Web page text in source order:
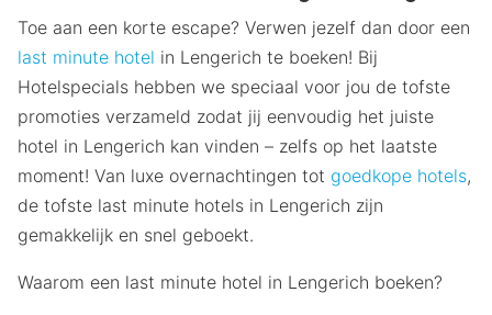
Toe aan een korte escape? Verwen jezelf dan door een
last minute hotel in Lengerich te boeken! Bij
Hotelspecials hebben we speciaal voor jou de tofste
promoties verzameld zodat jij eenvoudig het juiste
hotel in Lengerich kan vinden – zelfs op het laatste
moment! Van luxe overnachtingen tot goedkope hotels,
de tofste last minute hotels in Lengerich zijn
gemakkelijk en snel geboekt.
Waarom een last minute hotel in Lengerich boeken?